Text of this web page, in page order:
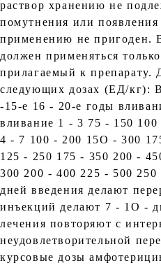
раствор хранению не
помутнения или появления
применению не пригоден.
должен применяться
прилагаемый к препарату.
следующих дозах (ЕД/кг):
-15-е 16 - 20-е годы
вливание 1 - 3 75 - 150
4 - 7 100 - 200 15О - 300
125 - 250 175 - 350 200 -
300 200 - 400 225 - 500
дней введения делают
инъекций делают 7 - 1О -
лечения повторяют с
неудовлетворительной
курсовые дозы